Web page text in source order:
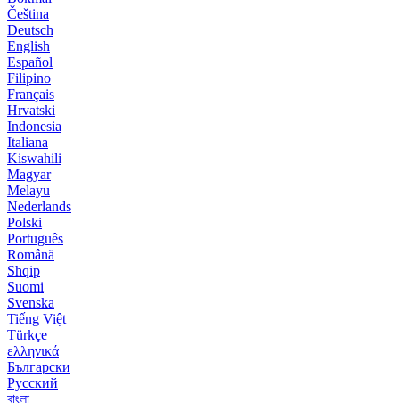
Čeština
Deutsch
English
Español
Filipino
Français
Hrvatski
Indonesia
Italiana
Kiswahili
Magyar
Melayu
Nederlands
Polski
Português
Română
Shqip
Suomi
Svenska
Tiếng Việt
Türkçe
ελληνικά
Български
Русский
বাংলা